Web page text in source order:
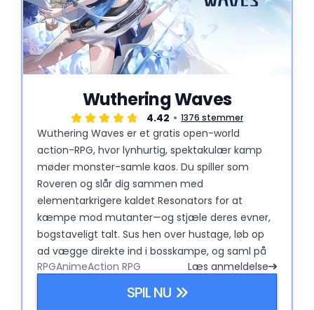
Wuthering Waves
4.42 1376 stemmer
Wuthering Waves er et gratis open-world
action-RPG, hvor lynhurtig, spektakulær kamp
møder monster-samle kaos. Du spiller som
Roveren og slår dig sammen med
elementarkrigere kaldet Resonators for at
kæmpe mod mutanter—og stjæle deres evner,
bogstaveligt talt. Sus hen over hustage, løb op
ad vægge direkte ind i bosskampe, og saml på
Echoes (skabningers færdigheder, du kan
udstyre) for at lave vilde comboer. Det er som
Genshin, bare med større bevægelsesfrihed og
RPGAnimeAction RPG Læs anmeldelse
SPIL NU